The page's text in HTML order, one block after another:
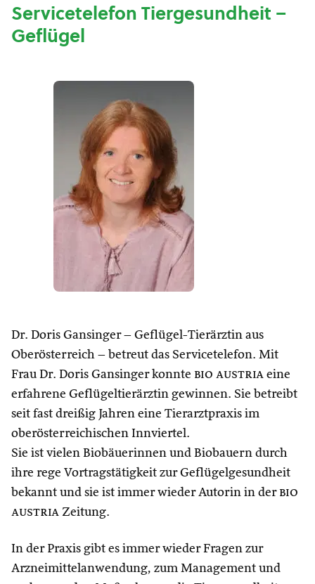
Servicetelefon Tiergesundheit –
Geflügel
Dr. Doris Gansinger – Geflügel-Tierärztin aus
Oberösterreich – betreut das Servicetelefon. Mit
Frau Dr. Doris Gansinger konnte bio austria eine
erfahrene Geflügeltierärztin gewinnen. Sie betreibt
seit fast dreißig Jahren eine Tierarztpraxis im
oberösterreichischen Innviertel.
Sie ist vielen Biobäuerinnen und Biobauern durch
ihre rege Vortragstätigkeit zur Geflügelgesundheit
bekannt und sie ist immer wieder Autorin in der bio
austria Zeitung.
In der Praxis gibt es immer wieder Fragen zur
Arzneimittelanwendung, zum Management und